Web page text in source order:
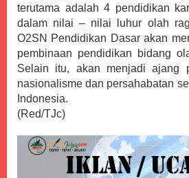
terutama adalah 4 pendidikan
dalam nilai – nilai luhur olah
O2SN Pendidikan Dasar akan
pembinaan pendidikan bidang
Selain itu, akan menjadi ajang
nasionalisme dan persahabatan
Indonesia.
(Red/TJc)